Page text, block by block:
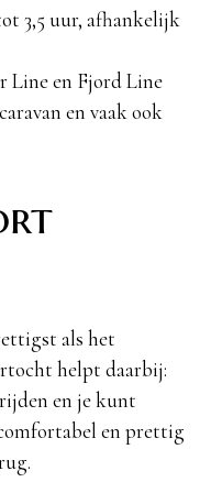
3,5 uur, afhankelijk
Line en Fjord Line
en vaak ook
als het
helpt daarbij:
en je kunt
en prettig